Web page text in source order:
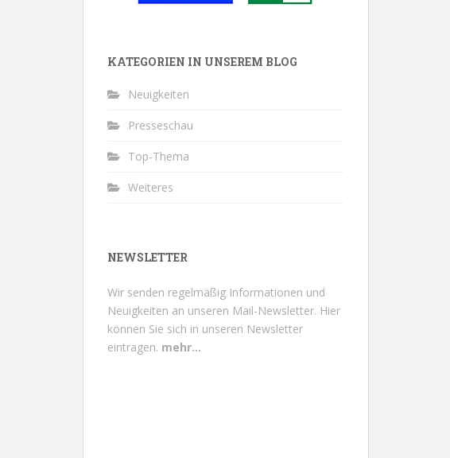
KATEGORIEN IN UNSEREM BLOG
Neuigkeiten
Presseschau
Top-Thema
Weiteres
NEWSLETTER
Wir senden regelmäßig Informationen und
Neuigkeiten an unseren Mail-Newsletter. Hier
können Sie sich in unseren Newsletter
eintragen. mehr...